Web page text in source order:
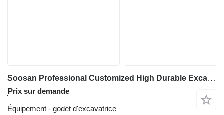
Soosan Professional Customized High Durable Excavator Bucket Heavy Equi
Prix sur demande
Équipement - godet d'excavatrice